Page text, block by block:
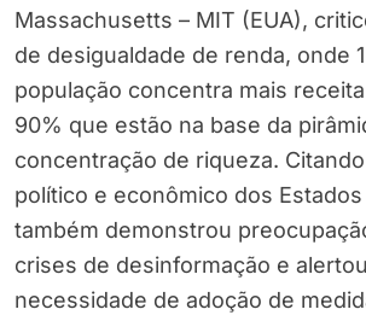
Massachusetts – MIT (EUA),
de desigualdade de renda, onde
população concentra mais
90% que estão na base da
concentração de riqueza.
político e econômico dos
também demonstrou
crises de desinformação e
necessidade de adoção de